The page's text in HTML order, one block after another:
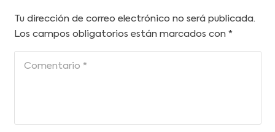
Tu dirección de correo electrónico no será publicada.
Los campos obligatorios están marcados con *